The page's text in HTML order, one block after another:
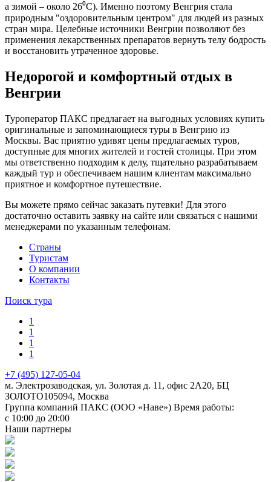
а зимой – около 26⁰C). Именно поэтому Венгрия стала
природным "оздоровительным центром" для людей из разных
стран мира. Целебные источники Венгрии позволяют без
применения лекарственных препаратов вернуть телу бодрость
и восстановить утраченное здоровье.
Недорогой и комфортный отдых в
Венгрии
Туроператор ПАКС предлагает на выгодных условиях купить
оригинальные и запоминающиеся туры в Венгрию из
Москвы. Вас приятно удивят цены предлагаемых туров,
доступные для многих жителей и гостей столицы. При этом
мы ответственно подходим к делу, тщательно разрабатываем
каждый тур и обеспечиваем нашим клиентам максимально
приятное и комфортное путешествие.
Вы можете прямо сейчас заказать путевки! Для этого
достаточно оставить заявку на сайте или связаться с нашими
менеджерами по указанным телефонам.
Cтраны
Туристам
О компании
Контакты
Поиск тура
1
1
1
1
+7 (495) 127-05-04
м. Электрозаводская, ул. Золотая д. 11, офис 2А20, БЦ
ЗОЛОТО105094, Москва
Группа компаний ПАКС (ООО «Наве») Время работы:
с 10:00 до 20:00
Наши партнеры